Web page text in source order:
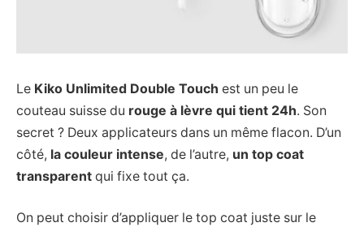
Le Kiko Unlimited Double Touch est un peu le
couteau suisse du rouge à lèvre qui tient 24h. Son
secret ? Deux applicateurs dans un même flacon. D’un
côté, la couleur intense, de l’autre, un top coat
transparent qui fixe tout ça.
On peut choisir d’appliquer le top coat juste sur le